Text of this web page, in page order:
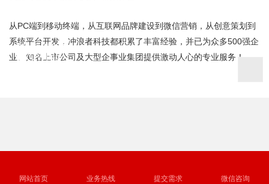
从PC端到移动终端，从互联网品牌建设到微信营销，从创意策划到
系统平台开发，冲浪者科技都积累了丰富经验，并已为众多500强企
业、知名上市公司及大型企事业集团提供激动人心的专业服务！
OBJECTIVE
GROWING
网站首页 业务热线 提交需求 微信咨询